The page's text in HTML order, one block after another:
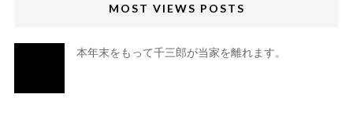
MOST VIEWS POSTS
本年末をもって千三郎が当家を離れます。